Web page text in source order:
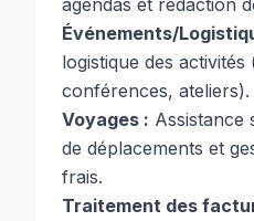
agendas et rédaction
Événements/
logistique des
conférences, ateliers).
Voyages : Assistance
de déplacements et
frais.
Traitement des